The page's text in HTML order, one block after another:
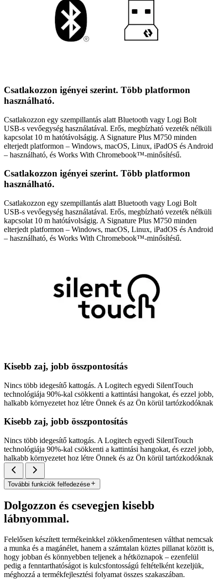
Csatlakozzon igényei szerint. Több platformon
használható.
Csatlakozzon egy szempillantás alatt Bluetooth vagy Logi Bolt
USB-s vevőegység használatával. Erős, megbízható vezeték nélküli
kapcsolat 10 m hatótávolságig. A Signature Plus M750 minden
elterjedt platformon – Windows, macOS, Linux, iPadOS és Android
– használható, és Works With Chromebook™-minősítésű.
Csatlakozzon igényei szerint. Több platformon
használható.
Csatlakozzon egy szempillantás alatt Bluetooth vagy Logi Bolt
USB-s vevőegység használatával. Erős, megbízható vezeték nélküli
kapcsolat 10 m hatótávolságig. A Signature Plus M750 minden
elterjedt platformon – Windows, macOS, Linux, iPadOS és Android
– használható, és Works With Chromebook™-minősítésű.
Kisebb zaj, jobb összpontosítás
Nincs több idegesítő kattogás. A Logitech egyedi SilentTouch
technológiája 90%-kal csökkenti a kattintási hangokat, és ezzel jobb,
halkabb környezetet hoz létre Önnek és az Ön körül tartózkodóknak
Kisebb zaj, jobb összpontosítás
Nincs több idegesítő kattogás. A Logitech egyedi SilentTouch
technológiája 90%-kal csökkenti a kattintási hangokat, és ezzel jobb,
halkabb környezetet hoz létre Önnek és az Ön körül tartózkodóknak
További funkciók felfedezése
Dolgozzon és csevegjen kisebb
lábnyommal.
Felelősen készített termékeinkkel zökkenőmentesen válthat nemcsak
a munka és a magánélet, hanem a számtalan köztes pillanat között is,
hogy jobban és könnyebben teljenek a hétköznapok – ezenfelül
pedig a fenntarthatóságot is kulcsfontosságú feltételként kezeljük,
méghozzá a termékfejlesztési folyamat összes szakaszában.